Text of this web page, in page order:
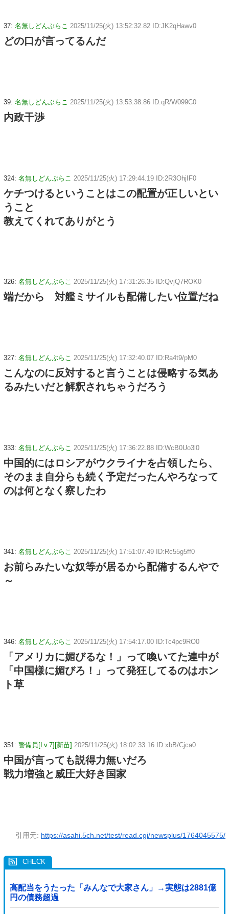
37: 名無しどんぶらこ 2025/11/25(火) 13:52:32.82 ID:JK2qHawv0
どの口が言ってるんだ
39: 名無しどんぶらこ 2025/11/25(火) 13:53:38.86 ID:qR/W099C0
内政干渉
324: 名無しどんぶらこ 2025/11/25(火) 17:29:44.19 ID:2R3OhjIF0
ケチつけるということはこの配置が正しいとい
うこと
教えてくれてありがとう
326: 名無しどんぶらこ 2025/11/25(火) 17:31:26.35 ID:QvjQ7ROK0
端だから 対艦ミサイルも配備したい位置だね
327: 名無しどんぶらこ 2025/11/25(火) 17:32:40.07 ID:Ra4t9/pM0
こんなのに反対すると言うことは侵略する気あ
るみたいだと解釈されちゃうだろう
333: 名無しどんぶらこ 2025/11/25(火) 17:36:22.88 ID:WcB0Uo3l0
中国的にはロシアがウクライナを占領したら、
そのまま自分らも続く予定だったんやろなって
のは何となく察したわ
341: 名無しどんぶらこ 2025/11/25(火) 17:51:07.49 ID:Rc55g5ff0
お前らみたいな奴等が居るから配備するんやで
～
346: 名無しどんぶらこ 2025/11/25(火) 17:54:17.00 ID:Tc4pc9RO0
「アメリカに媚びるな！」って喚いてた連中が
「中国様に媚びろ！」って発狂してるのはホン
ト草
351: 警備員[Lv.7][新苗] 2025/11/25(火) 18:02:33.16 ID:xbB/Cjca0
中国が言っても説得力無いだろ
戦力増強と威圧大好き国家
引用元: https://asahi.5ch.net/test/read.cgi/newsplus/1764045575/
高配当をうたった「みんなで大家さん」→実態は2881億
円の債務超過